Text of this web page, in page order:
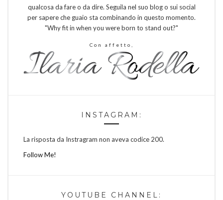
qualcosa da fare o da dire. Seguila nel suo blog o sui social
per sapere che guaio sta combinando in questo momento.
"Why fit in when you were born to stand out?"
Con affetto,
INSTAGRAM:
La risposta da Instragram non aveva codice 200.
Follow Me!
YOUTUBE CHANNEL: